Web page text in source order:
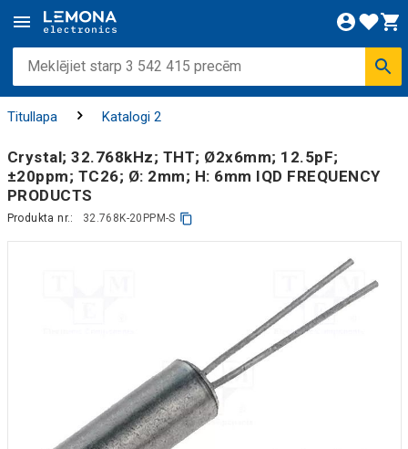
Titullapa Katalogi 2
Crystal; 32.768kHz; THT; Ø2x6mm; 12.5pF;
±20ppm; TC26; Ø: 2mm; H: 6mm IQD FREQUENCY
PRODUCTS
Produkta nr.: 32.768K-20PPM-S